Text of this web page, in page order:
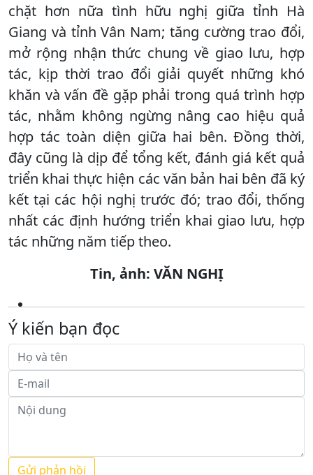
chặt hơn nữa tình hữu nghị giữa tỉnh Hà
Giang và tỉnh Vân Nam; tăng cường trao đổi,
mở rộng nhận thức chung về giao lưu, hợp
tác, kịp thời trao đổi giải quyết những khó
khăn và vấn đề gặp phải trong quá trình hợp
tác, nhằm không ngừng nâng cao hiệu quả
hợp tác toàn diện giữa hai bên. Đồng thời,
đây cũng là dịp để tổng kết, đánh giá kết quả
triển khai thực hiện các văn bản hai bên đã ký
kết tại các hội nghị trước đó; trao đổi, thống
nhất các định hướng triển khai giao lưu, hợp
tác những năm tiếp theo.
Tin, ảnh: VĂN NGHỊ
Ý kiến bạn đọc